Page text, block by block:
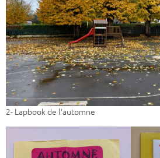
2- Lapbook de l’automne